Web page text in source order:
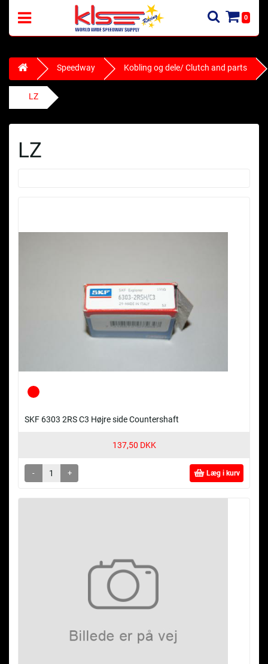
0
Speedway Kobling og dele/ Clutch and parts
LZ
LZ
SKF 6303 2RS C3 Højre side Countershaft
137,50 DKK
- + Læg i kurv